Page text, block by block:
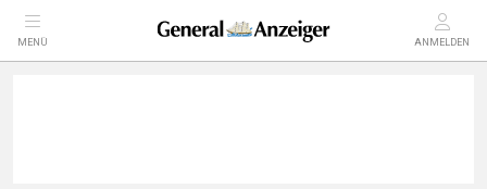
MENÜ ANMELDEN